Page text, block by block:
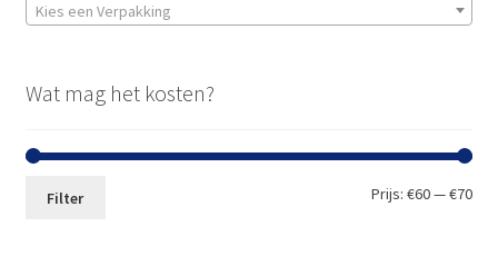
Kies een Verpakking
Wat mag het kosten?
Min.
Filter Prijs:€60—€70